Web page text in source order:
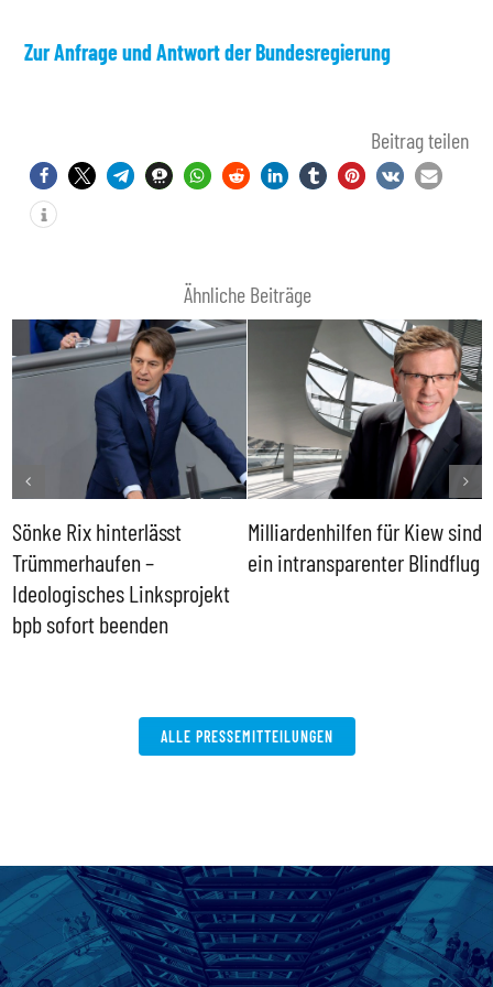
Zur Anfrage und Antwort der Bundesregierung
Beitrag teilen
Ähnliche Beiträge
Sönke Rix hinterlässt
Trümmerhaufen –
Ideologisches Linksprojekt
bpb sofort beenden
Milliardenhilfen für Kiew sind
ein intransparenter Blindflug
ALLE PRESSEMITTEILUNGEN